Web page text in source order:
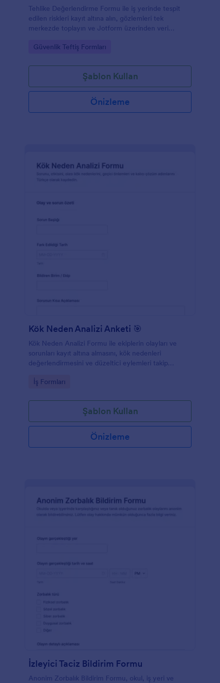
Tehlike Değerlendirme Formu ile iş yerinde tespit
edilen riskleri kayıt altına alın, gözlemleri tek
merkezde toplayın ve Jotform üzerinden veri
Go to Category:
Güvenlik Teftiş Formları
Şablon Kullan
Önizleme
Kök Neden Analizi Anketi 🎯
Kök Neden Analizi Formu ile ekiplerin olayları ve
sorunları kayıt altına almasını, kök nedenleri
değerlendirmesini ve düzeltici eylemleri takip
veri toplama sağlayın.
Go to Category:
İş Formları
Şablon Kullan
Önizleme
İzleyici Taciz Bildirim Formu
Anonim Zorbalık Bildirim Formu, okul, iş yeri ve